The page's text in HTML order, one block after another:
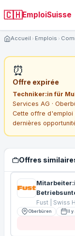
🇨🇭EmploiSuisse
Accueil Emplois
⏰
Offre expirée
Techniker:in für
Services AG ·
Cette offre d'emploi
dernières
Offres
Fust | Swiss
Oberbüren Il y